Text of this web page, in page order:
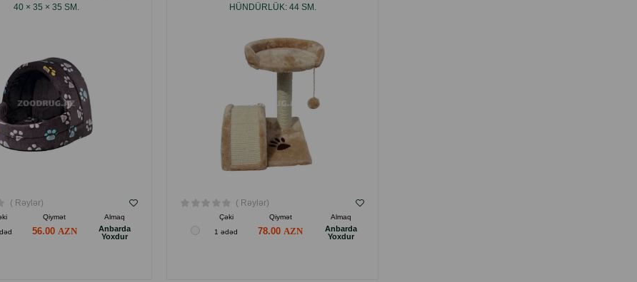
40 × 35 × 35 SM.
( Rəylər)
Qiymət
Almaq
56.00
Anbarda
Yoxdur
HÜNDÜRLÜK: 44 SM.
( Rəylər)
Çəki Qiymət
Almaq
1 ədəd
78.00
Anbarda
Yoxdur